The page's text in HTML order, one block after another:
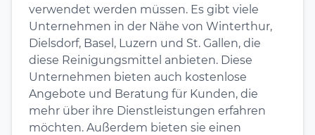
verwendet werden müssen. Es gibt viele
Unternehmen in der Nähe von Winterthur,
Dielsdorf, Basel, Luzern und St. Gallen, die
diese Reinigungsmittel anbieten. Diese
Unternehmen bieten auch kostenlose
Angebote und Beratung für Kunden, die
mehr über ihre Dienstleistungen erfahren
möchten. Außerdem bieten sie einen